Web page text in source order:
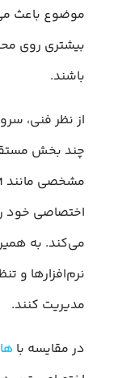
موضوع باعث
بیشتری روی
باشند.
از نظر فنی،
چند بخش
اختصاصی خود
می‌کند. به
نرم‌افزارها و
مدیریت کنند.
در مقایسه با